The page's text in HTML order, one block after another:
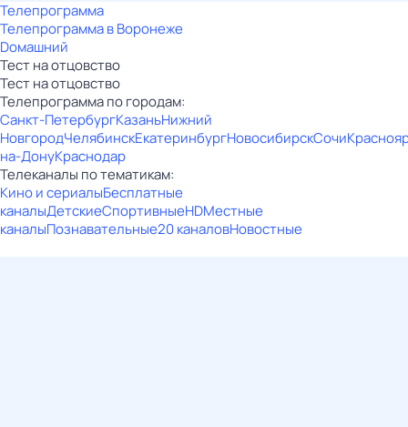
Телепрограмма
Телепрограмма в Воронеже
Dомашний
Тест на отцовство
Тест на отцовство
Телепрограмма по городам:
Санкт-ПетербургКазаньНижний
НовгородЧелябинскЕкатеринбургНовосибирскСочи
на-ДонуКраснодар
Телеканалы по тематикам:
Кино и сериалыБесплатные
каналыДетскиеСпортивныеHDМестные
каналыПознавательные20 каналовНовостные